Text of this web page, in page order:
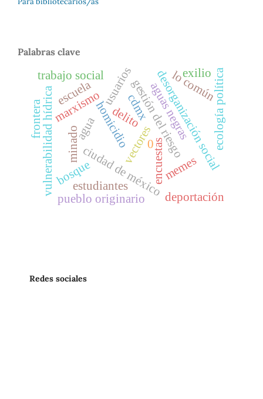
Palabras clave
marxismohomicidiogestión del riesgo
aguas negras
usuarios
encuestasmemes
ciudad de méxicodesorganización social
cdmx
delito
vulnerabilidad hídrica minado
bosque
ecología política
agua
pueblo originario
trabajo social
vectores
escuela
estudiantes
frontera
lo común
exilio
deportación
0
Redes sociales